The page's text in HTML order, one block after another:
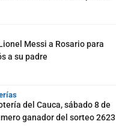
Messi a Rosario para
a su padre
del Cauca, sábado 8 de
ganador del sorteo 2623